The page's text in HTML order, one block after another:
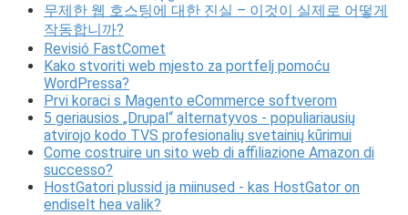
무제한 웹 호스팅에 대한 진실 – 이것이 실제로 어떻게
작동합니까?
Revisió FastComet
Kako stvoriti web mjesto za portfelj pomoću
WordPressa?
Prvi koraci s Magento eCommerce softverom
5 geriausios „Drupal“ alternatyvos - populiariausių
atvirojo kodo TVS profesionalių svetainių kūrimui
Come costruire un sito web di affiliazione Amazon di
successo?
HostGatori plussid ja miinused - kas HostGator on
endiselt hea valik?